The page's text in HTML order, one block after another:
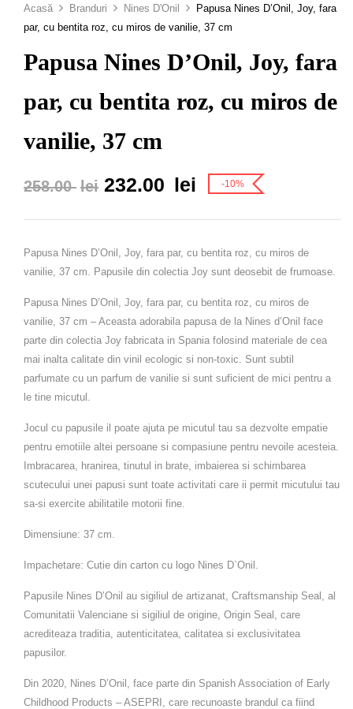
Acasă Branduri Nines D'Onil
Papusa Nines D’Onil, Joy, fara
par, cu bentita roz, cu miros de vanilie, 37 cm
Papusa Nines D’Onil, Joy, fara
par, cu bentita roz, cu miros de
vanilie, 37 cm
258.00 lei 232.00 lei -10%
Papusa Nines D’Onil, Joy, fara par, cu bentita roz, cu miros de
vanilie, 37 cm.
Papusile din colectia Joy sunt deosebit de frumoase.
Papusa Nines D’Onil, Joy, fara par, cu bentita roz, cu miros de
vanilie, 37 cm – Aceasta adorabila papusa de la Nines d’Onil face
parte din colectia Joy fabricata in Spania folosind materiale de cea
mai inalta calitate din vinil ecologic si non-toxic. Sunt subtil
parfumate cu un parfum de vanilie si sunt suficient de mici pentru a
le tine micutul.
Jocul cu papusile il poate ajuta pe micutul tau sa dezvolte empatie
pentru emotiile altei persoane si compasiune pentru nevoile acesteia.
Imbracarea, hranirea, tinutul in brate, imbaierea si schimbarea
scutecului unei papusi sunt toate activitati care ii permit micutului tau
sa-si exercite abilitatile motorii fine.
Dimensiune: 37 cm.
Impachetare: Cutie din carton cu logo Nines D`Onil.
Papusile Nines D’Onil au sigiliul de artizanat, Craftsmanship Seal, al
Comunitatii Valenciane si sigiliul de origine, Origin Seal, care
acrediteaza traditia, autenticitatea, calitatea si exclusivitatea
papusilor.
Din 2020, Nines D’Onil, face parte din Spanish Association of Early
Childhood Products – ASEPRI, care recunoaste brandul ca fiind